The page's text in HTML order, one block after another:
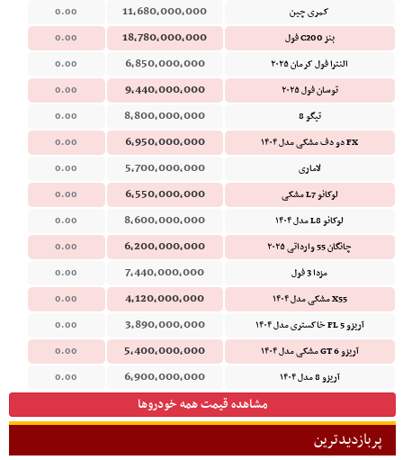
کمری چین
11,680,000,000
0.00
بنز C200 فول
18,780,000,000
0.00
النترا فول کرمان ۲۰۲۵
6,850,000,000
0.00
توسان فول ۲۰۲۵
9,440,000,000
0.00
تیگو 8
8,800,000,000
0.00
FX دو دف مشکی مدل ۱۴۰۴
6,950,000,000
0.00
لاماری
5,700,000,000
0.00
لوکانو L7 مشکی
6,550,000,000
0.00
لوکانو L8 مدل ۱۴۰۴
8,600,000,000
0.00
چانگان 55 وارداتی ۲۰۲۵
6,200,000,000
0.00
مزدا 3 فول
7,440,000,000
0.00
X55 مشکی مدل ۱۴۰۴
4,120,000,000
0.00
آریزو 5 FL خاکستری مدل ۱۴۰۴
3,890,000,000
0.00
آریزو 6 GT مشکی مدل ۱۴۰۴
5,400,000,000
0.00
آریزو 8 مدل ۱۴۰۴
6,900,000,000
0.00
مشاهده قیمت همه خودروها
پربازدیدترین